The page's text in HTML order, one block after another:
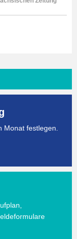
Monat festlegen.